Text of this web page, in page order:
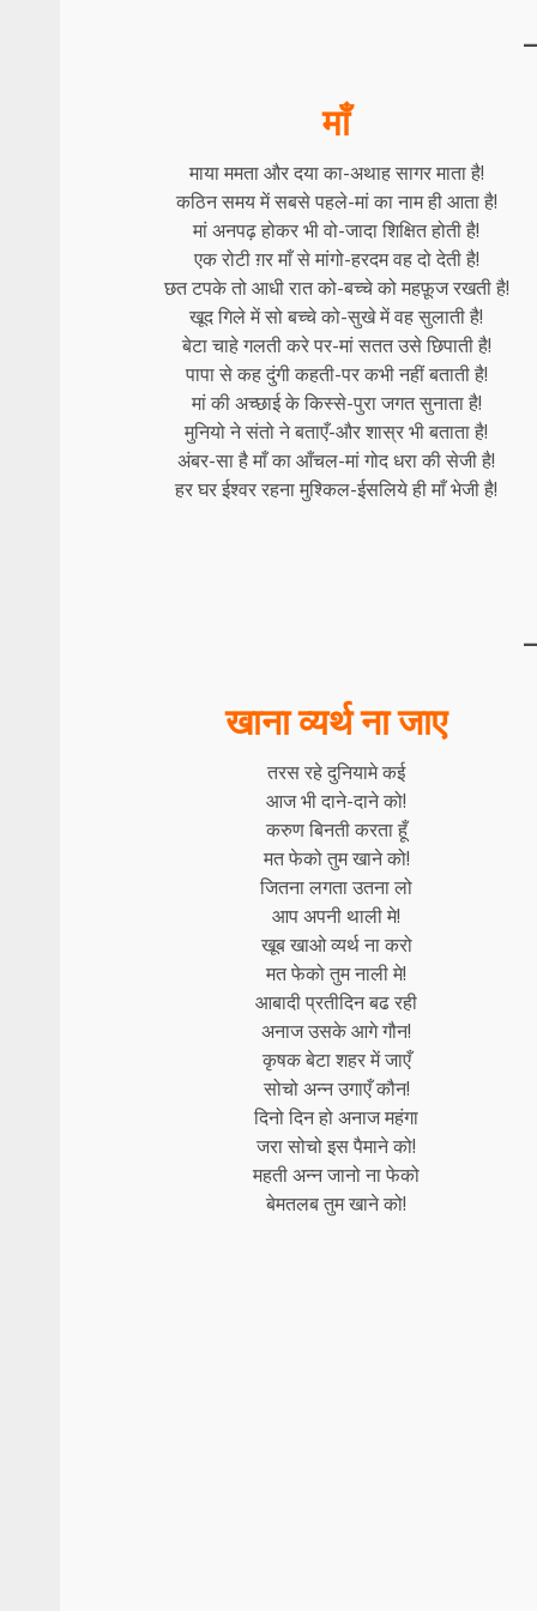
माँ
माया ममता और दया का-अथाह सागर माता है!
कठिन समय में सबसे पहले-मां का नाम ही आता है!
मां अनपढ़ होकर भी वो-जादा शिक्षित होती है!
एक रोटी ग़र माँ से मांगो-हरदम वह दो देती है!
छत टपके तो आधी रात को-बच्चे को महफ़ूज रखती है!
खूद गिले में सो बच्चे को-सुखे में वह सुलाती है!
बेटा चाहे गलती करे पर-मां सतत उसे छिपाती है!
पापा से कह दुंगी कहती-पर कभी नहीं बताती है!
मां की अच्छाई के किस्से-पुरा जगत सुनाता है!
मुनियो ने संतो ने बताएँ-और शास्र भी बताता है!
अंबर-सा है माँ का आँचल-मां गोद धरा की सेजी है!
हर घर ईश्वर रहना मुश्किल-ईसलिये ही माँ भेजी है!
खाना व्यर्थ ना जाए
तरस रहे दुनियामे कई
आज भी दाने-दाने को!
करुण बिनती करता हूँ
मत फेको तुम खाने को!
जितना लगता उतना लो
आप अपनी थाली मे!
खूब खाओ व्यर्थ ना करो
मत फेको तुम नाली मे!
आबादी प्रतीदिन बढ रही
अनाज उसके आगे गौन!
कृषक बेटा शहर में जाएँ
सोचो अन्न उगाएँ कौन!
दिनो दिन हो अनाज महंगा
जरा सोचो इस पैमाने को!
महती अन्न जानो ना फेको
बेमतलब तुम खाने को!